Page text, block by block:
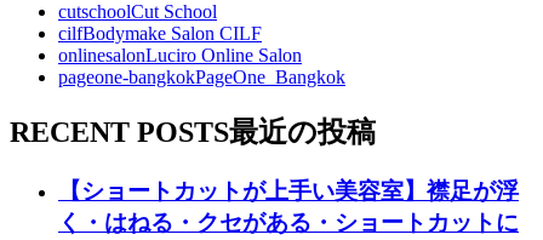
cutschoolCut School
cilfBodymake Salon CILF
onlinesalonLuciro Online Salon
pageone-bangkokPageOne_Bangkok
RECENT POSTS最近の投稿
【ショートカットが上手い美容室】襟足が浮
く・はねる・クセがある・ショートカットに